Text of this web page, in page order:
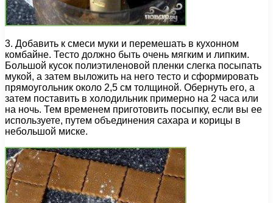
3. Добавить к смеси муки и перемешать в кухонном
комбайне. Тесто должно быть очень мягким и липким.
Большой кусок полиэтиленовой пленки слегка посыпать
мукой, а затем выложить на него тесто и сформировать
прямоугольник около 2,5 см толщиной. Обернуть его, а
затем поставить в холодильник примерно на 2 часа или
на ночь. Тем временем приготовить посыпку, если вы ее
используете, путем объединения сахара и корицы в
небольшой миске.